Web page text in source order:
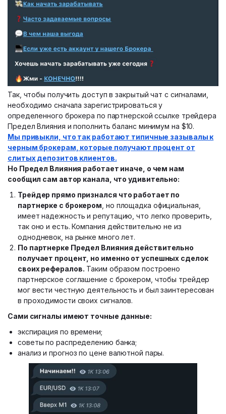
Так, чтобы получить доступ в закрытый чат с сигналами,
необходимо сначала зарегистрироваться у
определенного брокера по партнерской ссылке трейдера
Предел Влияния и пополнить баланс минимум на $10.
Мы привыкли, что так работают типичные зазывалы к
черным брокерам, которые получают процент от
слитых депозитов клиентов.
Но Предел Влияния работает иначе, о чем нам
сообщил сам автор канала, что удивительно:
Трейдер прямо признался что работает по
партнерке с брокером , но площадка официальная,
имеет надежность и репутацию, что легко проверить,
так оно и есть. Компания действительно не из
однодневок, на рынке много лет.
По партнерке Предел Влияния действительно
получает процент, но именно от успешных сделок
своих рефералов. Таким образом построено
партнерское соглашение с брокером, чтобы трейдер
мог вести честную деятельность и был заинтересован
в проходимости своих сигналов.
Сами сигналы имеют точные данные:
экспирация по времени;
советы по распределению банка;
анализ и прогноз по цене валютной пары.